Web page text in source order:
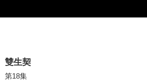
雙生契
第18集